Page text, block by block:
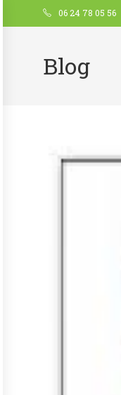
06 24 78 05 56
Blog